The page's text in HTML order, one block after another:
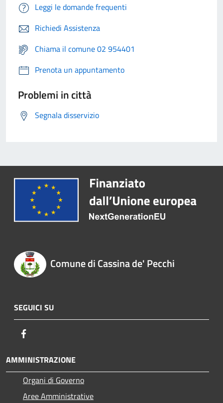
Leggi le domande frequenti
Richiedi Assistenza
Chiama il comune 02 954401
Prenota un appuntamento
Problemi in città
Segnala disservizio
Comune di Cassina de' Pecchi
SEGUICI SU
AMMINISTRAZIONE
Organi di Governo
Aree Amministrative